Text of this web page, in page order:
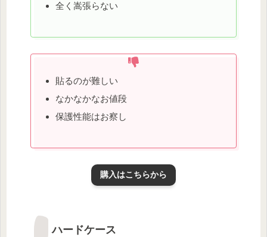
全く嵩張らない
貼るのが難しい
なかなかなお値段
保護性能はお察し
購入はこちらから
ハードケース